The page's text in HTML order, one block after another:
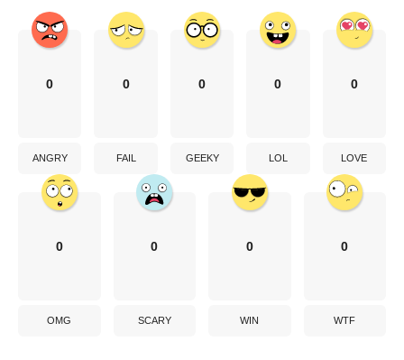
0
ANGRY
0
FAIL
0
GEEKY
0
LOL
0
LOVE
0
OMG
0
SCARY
0
WIN
0
WTF